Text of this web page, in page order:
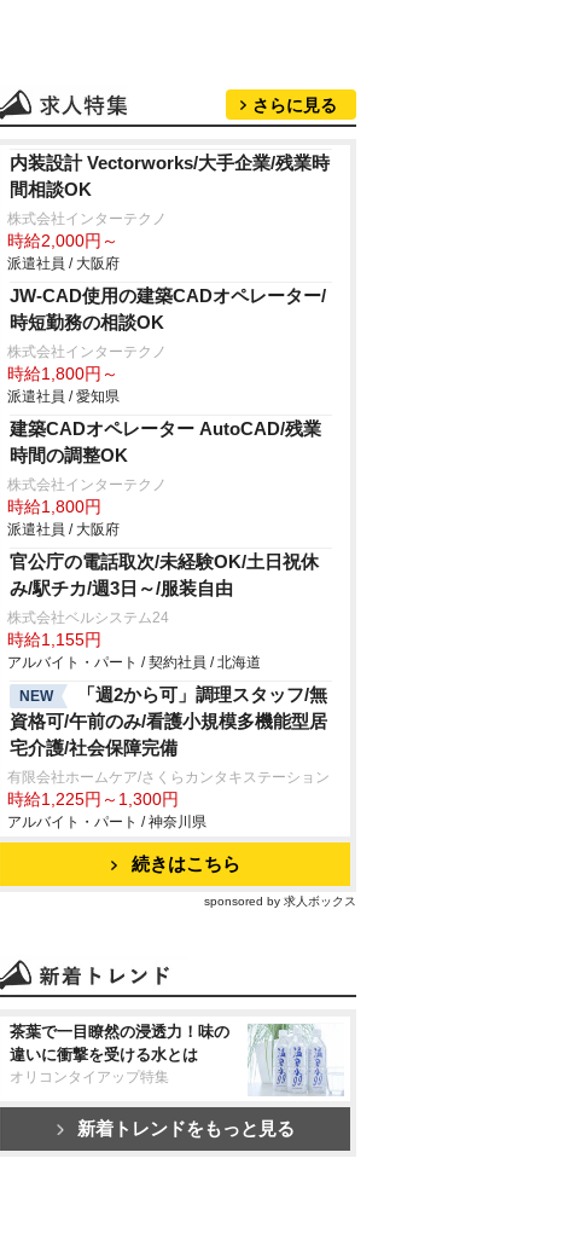
さらに見る
内装設計 Vectorworks/大手企業/残業時
間相談OK
株式会社インターテクノ
時給2,000円～
派遣社員 / 大阪府
JW-CAD使用の建築CADオペレーター/
時短勤務の相談OK
株式会社インターテクノ
時給1,800円～
派遣社員 / 愛知県
建築CADオペレーター AutoCAD/残業
時間の調整OK
株式会社インターテクノ
時給1,800円
派遣社員 / 大阪府
官公庁の電話取次/未経験OK/土日祝休
み/駅チカ/週3日～/服装自由
株式会社ベルシステム24
時給1,155円
アルバイト・パート / 契約社員 / 北海道
NEW
「週2から可」調理スタッフ/無
資格可/午前のみ/看護小規模多機能型居
宅介護/社会保障完備
有限会社ホームケア/さくらカンタキステーション
時給1,225円～1,300円
アルバイト・パート / 神奈川県
続きはこちら
sponsored by 求人ボックス
茶葉で一目瞭然の浸透力！味の
違いに衝撃を受ける水とは
オリコンタイアップ特集
新着トレンドをもっと見る